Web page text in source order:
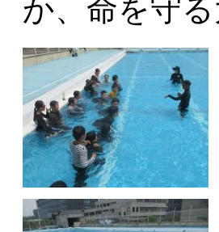
か、命を守